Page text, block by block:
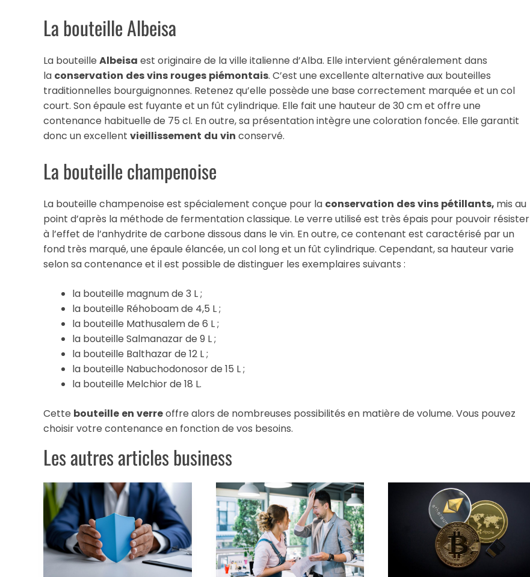
La bouteille Albeisa
La bouteille Albeisa est originaire de la ville italienne d’Alba. Elle intervient généralement dans
la conservation desvins rouges piémontais. C’est une excellente alternative aux bouteilles
traditionnelles bourguignonnes. Retenez qu’elle possède une base correctement marquée et un col
court. Son épaule est fuyante et un fût cylindrique. Elle fait une hauteur de 30 cm et offre une
contenance habituelle de 75 cl. En outre, sa présentation intègre une coloration foncée. Elle garantit
donc un excellent vieillissement du vin conservé.
La bouteille champenoise
La bouteille champenoise est spécialement conçue pour la conservation desvins pétillants, mis au
point d’après la méthode de fermentation classique. Le verre utilisé est très épais pour pouvoir résister
à l’effet de l’anhydrite de carbone dissous dans le vin. En outre, ce contenant est caractérisé par un
fond très marqué, une épaule élancée, un col long et un fût cylindrique. Cependant, sa hauteur varie
selon sa contenance et il est possible de distinguer les exemplaires suivants :
la bouteille magnum de 3 L ;
la bouteille Réhoboam de 4,5 L ;
la bouteille Mathusalem de 6 L ;
la bouteille Salmanazar de 9 L ;
la bouteille Balthazar de 12 L ;
la bouteille Nabuchodonosor de 15 L ;
la bouteille Melchior de 18 L.
Cette bouteille en verreoffre alors de nombreuses possibilités en matière de volume. Vous pouvez
choisir votre contenance en fonction de vos besoins.
Les autres articles business